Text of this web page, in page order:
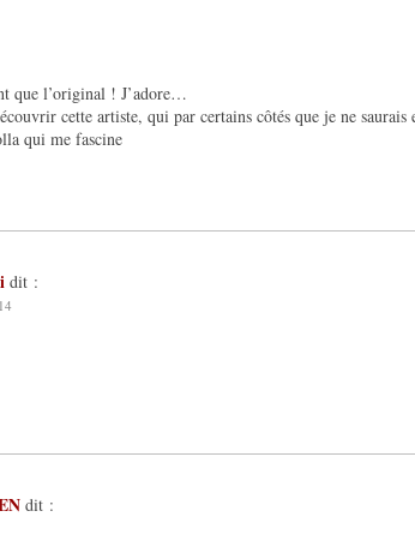
que l’original ! J’adore…
cette artiste, qui par certains côtés que je ne
qui me fascine
dit :
dit :